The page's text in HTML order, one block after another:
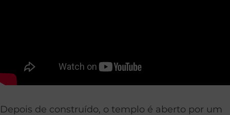
Depois de construído, o templo é aberto por um